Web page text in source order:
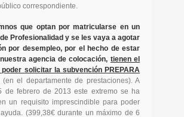
correspondiente.
que optan por matricularse en un
Profesionalidad y se les vaya a agotar
por desempleo, por el hecho de estar
agencia de colocación, tienen el
solicitar la subvención PREPARA
(en el departamente de prestaciones). A
de febrero de 2013 este extremo se ha
un requisito imprescindible para poder
(399,38€ durante un máximo de 6